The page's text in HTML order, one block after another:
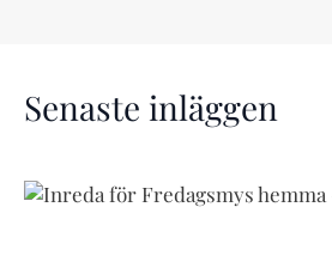
Senaste inläggen